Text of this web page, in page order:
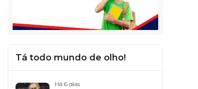
Tá todo mundo de olho!
Há 6 dias